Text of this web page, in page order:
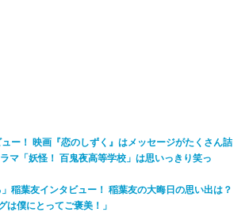
ー！ 映画『恋のしずく』はメッセージがたくさん詰
マ「妖怪！ 百鬼夜高等学校」は思いっきり笑っ
稲葉友インタビュー！ 稲葉友の大晦日の思い出は？
は僕にとってご褒美！」